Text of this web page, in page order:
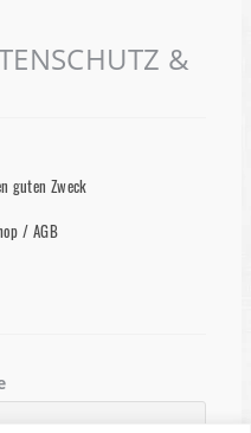
&
guten Zweck
/ AGB